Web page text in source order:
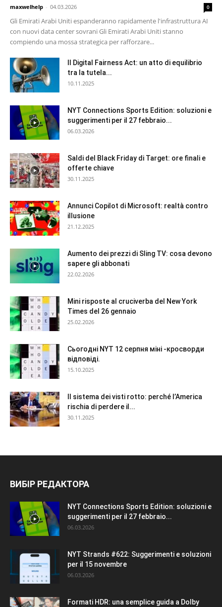
maxwelhelp - 04.03.2026 0
Gli Emirati Arabi Uniti espanderanno rapidamente l'infrastruttura AI
con nuovi data center sovrani Gli Emirati Arabi Uniti stanno
compiendo una mossa strategica per rafforzare...
Il Digital Fairness Act: un atto di equilibrio
tra la tutela...
10.11.2025
NYT Connections Sports Edition: soluzioni e
suggerimenti per il 27 febbraio...
06.03.2026
Saldi del Black Friday di Target: ore finali e
offerte chiave
30.11.2025
Annunci Copilot di Microsoft: realtà contro
illusione
21.12.2025
Aumento dei prezzi di Sling TV: cosa devono
sapere gli abbonati
22.02.2026
Mini risposte al cruciverba del New York
Times del 26 gennaio
25.02.2026
Сьогодні NYT 12 серпня міні -кросворди
відповіді.
15.10.2025
Il sistema dei visti rotto: perché l’America
rischia di perdere il...
30.11.2025
ВИБІР РЕДАКТОРА
NYT Connections Sports Edition: soluzioni e
suggerimenti per il 27 febbraio...
06.03.2026
NYT Strands #622: Suggerimenti e soluzioni
per il 15 novembre
06.03.2026
Formati HDR: una semplice guida a Dolby